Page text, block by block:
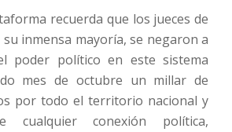
recuerda que los jueces de
inmensa mayoría, se negaron a
poder político en este sistema
mes de octubre un millar de
por todo el territorio nacional y
cualquier conexión política,